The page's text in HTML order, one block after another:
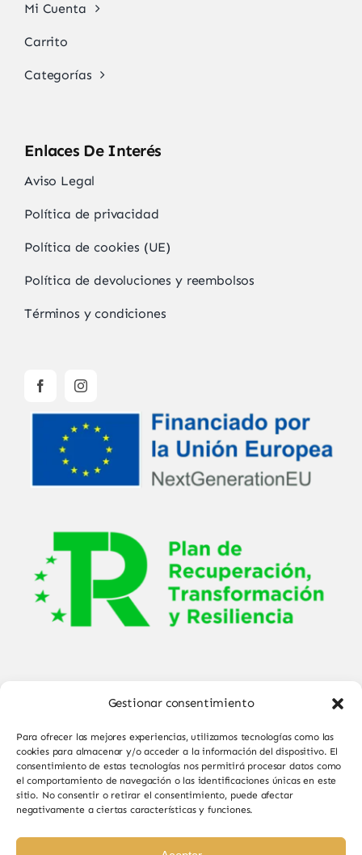
Gestionar consentimiento
Para ofrecer las mejores experiencias, utilizamos tecnologías como las
cookies para almacenar y/o acceder a la información del dispositivo. El
consentimiento de estas tecnologías nos permitirá procesar datos como
el comportamiento de navegación o las identificaciones únicas en este
sitio. No consentir o retirar el consentimiento, puede afectar
negativamente a ciertas características y funciones.
Mi Cuenta
Carrito
Categorías
Enlaces De Interés
Aviso Legal
Política de privacidad
Política de cookies (UE)
Política de devoluciones y reembolsos
Términos y condiciones
© Copyright 2025 - 2026•Sabor de Sayago
Todos los derechos reservados • Diseño por
Paginas Web Iván González